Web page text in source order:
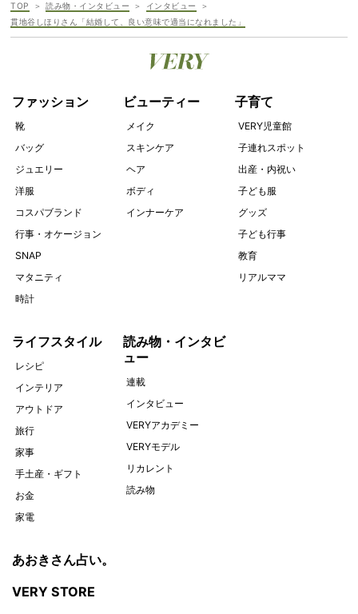
TOP 読み物・インタビュー
インタビュー
貫地谷しほりさん「結婚して、良い意味で適当になれました」
ファッション
靴
バッグ
ジュエリー
洋服
コスパブランド
行事・オケージョン
SNAP
マタニティ
時計
ビューティー
メイク
スキンケア
ヘア
ボディ
インナーケア
子育て
VERY児童館
子連れスポット
出産・内祝い
子ども服
グッズ
子ども行事
教育
リアルママ
ライフスタイル
レシピ
インテリア
アウトドア
旅行
家事
手土産・ギフト
お金
家電
読み物・インタビ
ュー
連載
インタビュー
VERYアカデミー
VERYモデル
リカレント
読み物
あおきさん占い。
VERY STORE